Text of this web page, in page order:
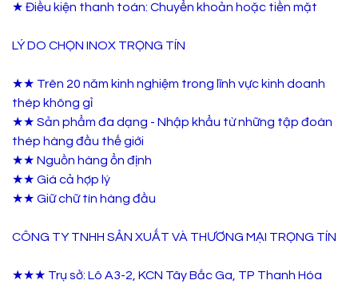
★ Điều kiện thanh toán: Chuyển khoản hoặc tiền mặt
LÝ DO CHỌN INOX TRỌNG TÍN
★★ Trên 20 năm kinh nghiệm trong lĩnh vực kinh doanh
thép không gỉ
★★ Sản phẩm đa dạng - Nhập khẩu từ những tập đoàn
thép hàng đầu thế giới
★★ Nguồn hàng ổn định
★★ Giá cả hợp lý
★★ Giữ chữ tín hàng đầu
CÔNG TY TNHH SẢN XUẤT VÀ THƯƠNG MẠI TRỌNG TÍN
★★★ Trụ sở: Lô A3-2, KCN Tây Bắc Ga, TP Thanh Hóa